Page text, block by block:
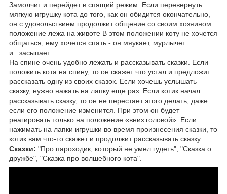
Замолчит и перейдет в спящий режим. Если перевернуть
мягкую игрушку кота до того, как он обидится окончательно,
он с удовольствием продолжит общение со своим хозяином.
положение лежа на животе В этом положении коту не хочется
общаться, ему хочется спать - он мяукает, мурлычет
и...засыпает.
На спине очень удобно лежать и рассказывать сказки. Если
положить кота на спину, то он скажет что устал и предложит
рассказать одну из своих сказок. Если хочешь услышать
сказку, нужно нажать на лапку еще раз. Если котик начал
рассказывать сказку, то он не перестает этого делать, даже
если его положение изменится. При этом он будет
реагировать только на положение «вниз головой». Если
нажимать на лапки игрушки во время произнесения сказки, то
котик вам что-то скажет и продолжит рассказывать сказку.
Сказки: "Про пароходик, который не умел гудеть", "Сказка о
дружбе", "Сказка про волшебного кота".